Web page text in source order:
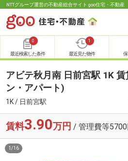
NTTグループ運営の不動産総合サイト goo住宅・不動産
0
最近検索した条件
1
最近見た物件
アビテ秋月南 日前宮駅 1K
ン・アパート)
1K / 日前宮駅
賃料3.90万円 / 管理費等5700
1 /16